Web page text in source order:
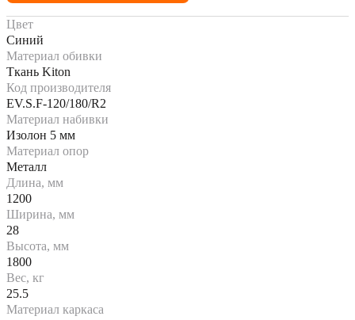
Цвет
Синий
Материал обивки
Ткань Kiton
Код производителя
EV.S.F-120/180/R2
Материал набивки
Изолон 5 мм
Материал опор
Металл
Длина, мм
1200
Ширина, мм
28
Высота, мм
1800
Вес, кг
25.5
Материал каркаса